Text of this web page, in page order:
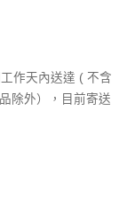
作天內送達 ( 不含
除外），目前寄送